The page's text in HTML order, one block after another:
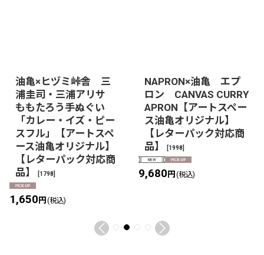
油亀×ヒヅミ峠舎 三
浦圭司・三浦アリサ
ももたろう手ぬぐい
「カレー・イズ・ピー
スフル」【アートスペ
ース油亀オリジナル】
【レターパック対応商
品】
[1798]
1,650円 (税込)
NAPRON×油亀 エプ
ロン CANVAS CURRY
APRON【アートスペー
ス油亀オリジナル】
【レターパック対応商
品】
[1998]
9,680円 (税込)